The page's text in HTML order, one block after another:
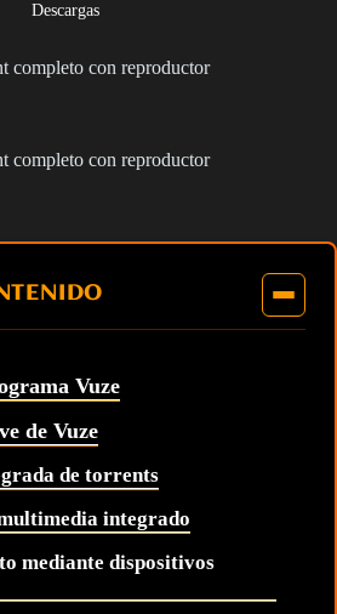
Descargas
completo con reproductor
completo con reproductor
Vuze
de Vuze
de torrents
integrado
mediante dispositivos